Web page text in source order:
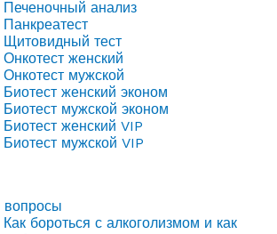
Печеночный анализ
Панкреатест
Щитовидный тест
Онкотест женский
Онкотест мужской
Биотест женский эконом
Биотест мужской эконом
Биотест женский VIP
Биотест мужской VIP
вопросы
Как бороться с алкоголизмом и как